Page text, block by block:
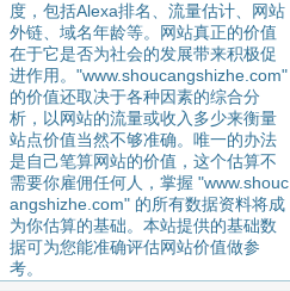
度，包括Alexa排名、流量估计、网站
外链、域名年龄等。网站真正的价值
在于它是否为社会的发展带来积极促
进作用。"www.shoucangshizhe.com"
的价值还取决于各种因素的综合分
析，以网站的流量或收入多少来衡量
站点价值当然不够准确。唯一的办法
是自己笔算网站的价值，这个估算不
需要你雇佣任何人，掌握 "www.shouc
angshizhe.com" 的所有数据资料将成
为你估算的基础。本站提供的基础数
据可为您能准确评估网站价值做参
考。